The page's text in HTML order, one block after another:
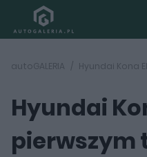
autoGALERIA
Hyundai
pierwszym